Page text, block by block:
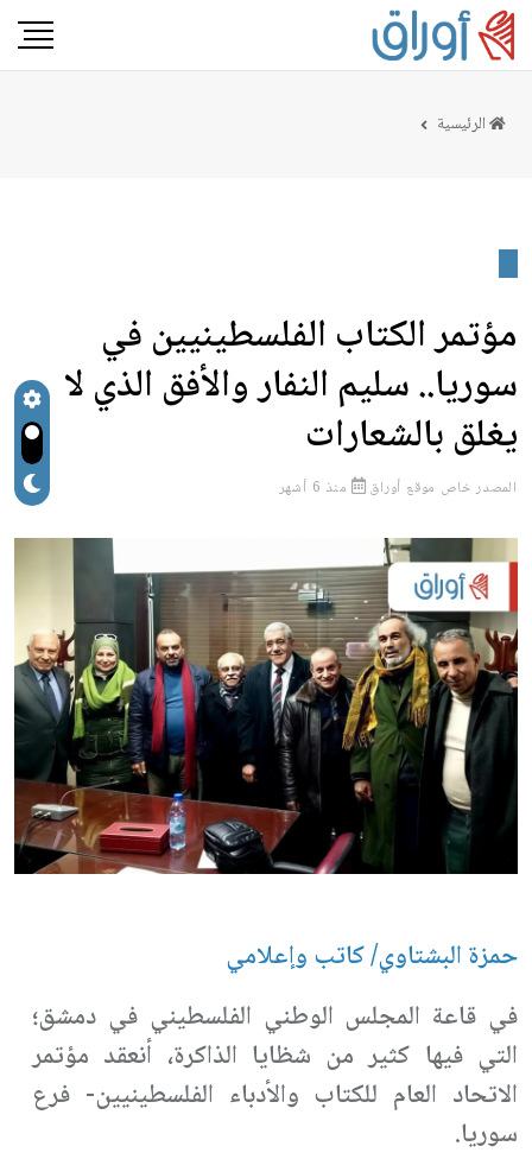
الرئيسية
مؤتمر الكتاب الفلسطينيين في
سوريا.. سليم النفار والأفق الذي لا
يغلق بالشعارات
المصدرخاص موقع أوراق منذ 6 أشهر
حمزة البشتاوي/ كاتب وإعلامي
في قاعة المجلس الوطني الفلسطيني في دمشق؛
التي فيها كثير من شظايا الذاكرة، أنعقد مؤتمر
الاتحاد العام للكتاب والأدباء الفلسطينيين- فرع
سوريا.